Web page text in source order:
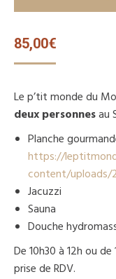
85,00€
Le p’tit monde du
deux personnesau
Planche
https://
content/uploads/
Jacuzzi
Sauna
Douche
De 10h30 à 12h ou
prise de RDV.